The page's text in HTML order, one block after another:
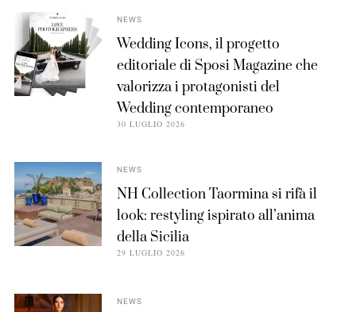
NEWS
Wedding Icons, il progetto
editoriale di Sposi Magazine che
valorizza i protagonisti del
Wedding contemporaneo
30 LUGLIO 2026
NEWS
NH Collection Taormina si rifà il
look: restyling ispirato all’anima
della Sicilia
29 LUGLIO 2026
NEWS